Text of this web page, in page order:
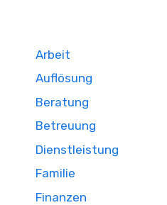
Arbeit
Auflösung
Beratung
Betreuung
Dienstleistung
Familie
Finanzen